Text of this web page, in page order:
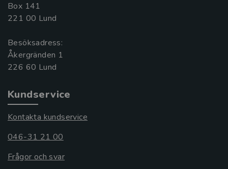
Box 141
221 00 Lund
Besöksadress:
Åkergränden 1
Kundservice
Kontakta kundservice
046-31 21 00
Frågor och svar